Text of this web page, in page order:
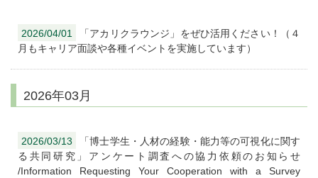
2026/04/01
「アカリクラウンジ」をぜひ活用ください！（４
月もキャリア面談や各種イベントを実施しています）
2026年03月
2026/03/13
「博士学生・人材の経験・能力等の可視化に関す
る共同研究」アンケート調査への協力依頼のお知らせ
/Information Requesting Your Cooperation with a Survey